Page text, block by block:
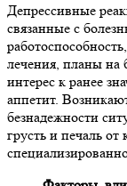
Депрессивные
связанные с
лечения, планы на
интерес к ранее
аппетит.
безнадежности
грусть и печаль